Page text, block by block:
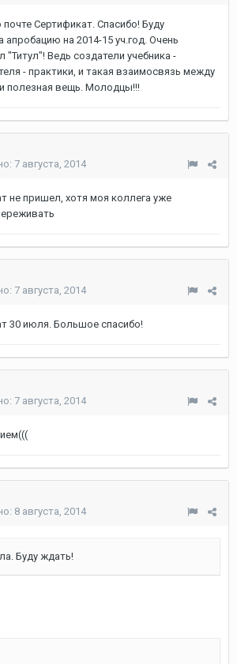
Сертификат. Спасибо! Буду
апробацию на 2014-15 уч.год. Очень
"Титул"! Ведь создатели учебника -
- практики, и такая взаимосвязь между
полезная вещь. Молодцы!!!
7 августа, 2014
не пришел, хотя моя коллега уже
7 августа, 2014
30 июля. Большое спасибо!
7 августа, 2014
8 августа, 2014
Буду ждать!